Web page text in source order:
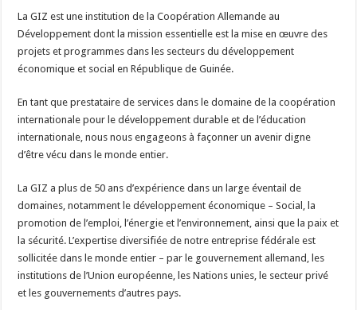
La GIZ est une institution de la Coopération Allemande au
Développement dont la mission essentielle est la mise en œuvre des
projets et programmes dans les secteurs du développement
économique et social en République de Guinée.
En tant que prestataire de services dans le domaine de la coopération
internationale pour le développement durable et de l’éducation
internationale, nous nous engageons à façonner un avenir digne
d’être vécu dans le monde entier.
La GIZ a plus de 50 ans d’expérience dans un large éventail de
domaines, notamment le développement économique – Social, la
promotion de l’emploi, l’énergie et l’environnement, ainsi que la paix et
la sécurité. L’expertise diversifiée de notre entreprise fédérale est
sollicitée dans le monde entier – par le gouvernement allemand, les
institutions de l’Union européenne, les Nations unies, le secteur privé
et les gouvernements d’autres pays.